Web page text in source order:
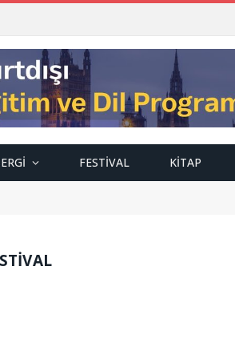
FESTIVAL KITAP